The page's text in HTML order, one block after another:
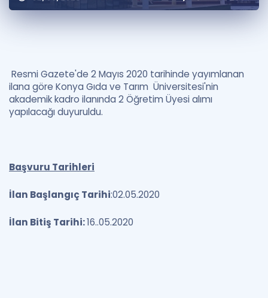
Puan Hesaplama
Kampanyalar
Blog
Resmi Gazete'de 2 Mayıs 2020 tarihinde yayımlanan
ilana göre Konya Gıda ve Tarım Üniversitesi'nin
akademik kadro ilanında 2 Öğretim Üyesi alımı
yapılacağı duyuruldu.
Başvuru Tarihleri
İlan Başlangıç Tarihi:02.05.2020
İlan Bitiş Tarihi:16..05.2020